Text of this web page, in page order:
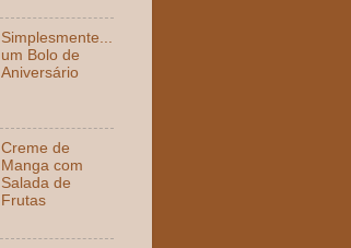
Simplesmente...
um Bolo de
Aniversário
Creme de
Manga com
Salada de
Frutas